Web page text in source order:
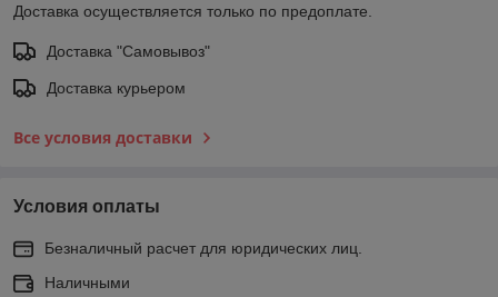
Доставка осуществляется только по предоплате.
Доставка "Самовывоз"
Доставка курьером
Все условия доставки
Условия оплаты
Безналичный расчет для юридических лиц.
Наличными